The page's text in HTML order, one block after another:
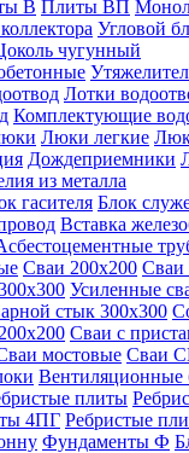
В Плиты ВП
Угловой
чугунный
Лотки
Комплектующие
Люки легкие
Дождеприемники
из металла
гасителя Блок
Вставка
Сваи 200х200 Сваи
Усиленные
стык 300х300
Сваи с
мостовые Сваи
Вентиляционные
плиты
4ПГ Ребристые
Фундаменты Ф